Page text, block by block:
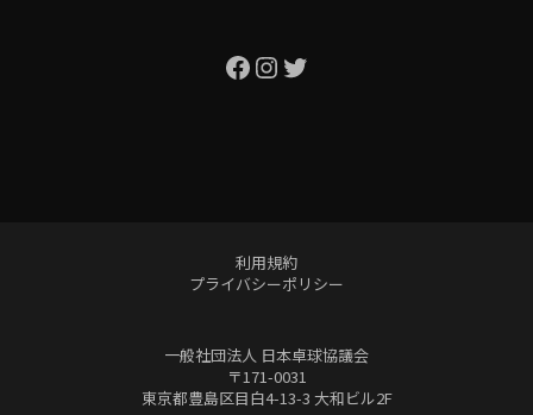
Facebook
Instagram
Twitter
利用規約
プライバシーポリシー
一般社団法人 日本卓球協議会
〒171-0031
東京都豊島区目白4-13-3 大和ビル2F